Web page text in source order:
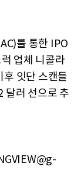
를 통한 IPO
업체 니콜라
후 잇단 스캔들
달러 선으로 추